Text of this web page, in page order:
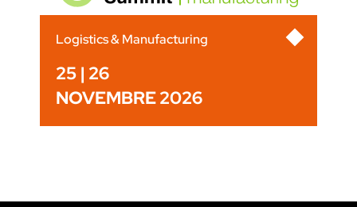
Logistics & Manufacturing
25 | 26
NOVEMBRE 2026